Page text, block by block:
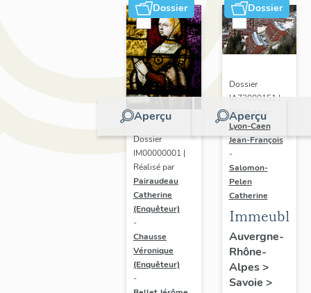
Dossier
Aperçu
Dossier
IM00000001 |
Réalisé par
Pairaudeau
Catherine
(Enquêteur)
-
Chausse
Véronique
(Enquêteur)
-
Dossier
Aperçu
Dossier
IA73000151 |
Réalisé par
Lyon-Caen
Jean-François
-
Salomon-
Pelen
Catherine
Immeubles
Auvergne-
Rhône-
Alpes>
Savoie >